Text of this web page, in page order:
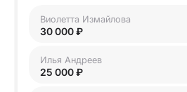
Виолетта Измайлова
30 000 ₽
Илья Андреев
25 000 ₽